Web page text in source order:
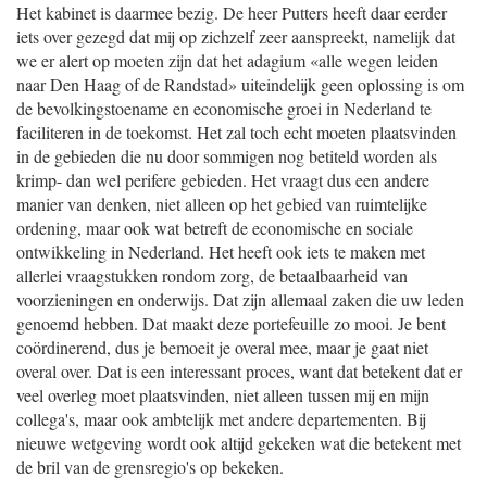
Het kabinet is daarmee bezig. De heer Putters heeft daar eerder
iets over gezegd dat mij op zichzelf zeer aanspreekt, namelijk dat
we er alert op moeten zijn dat het adagium «alle wegen leiden
naar Den Haag of de Randstad» uiteindelijk geen oplossing is om
de bevolkingstoename en economische groei in Nederland te
faciliteren in de toekomst. Het zal toch echt moeten plaatsvinden
in de gebieden die nu door sommigen nog betiteld worden als
krimp- dan wel perifere gebieden. Het vraagt dus een andere
manier van denken, niet alleen op het gebied van ruimtelijke
ordening, maar ook wat betreft de economische en sociale
ontwikkeling in Nederland. Het heeft ook iets te maken met
allerlei vraagstukken rondom zorg, de betaalbaarheid van
voorzieningen en onderwijs. Dat zijn allemaal zaken die uw leden
genoemd hebben. Dat maakt deze portefeuille zo mooi. Je bent
coördinerend, dus je bemoeit je overal mee, maar je gaat niet
overal over. Dat is een interessant proces, want dat betekent dat er
veel overleg moet plaatsvinden, niet alleen tussen mij en mijn
collega's, maar ook ambtelijk met andere departementen. Bij
nieuwe wetgeving wordt ook altijd gekeken wat die betekent met
de bril van de grensregio's op bekeken.